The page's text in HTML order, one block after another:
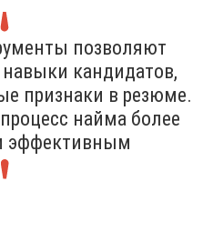
позволяют
кандидатов,
признаки в резюме.
найма более
эффективным